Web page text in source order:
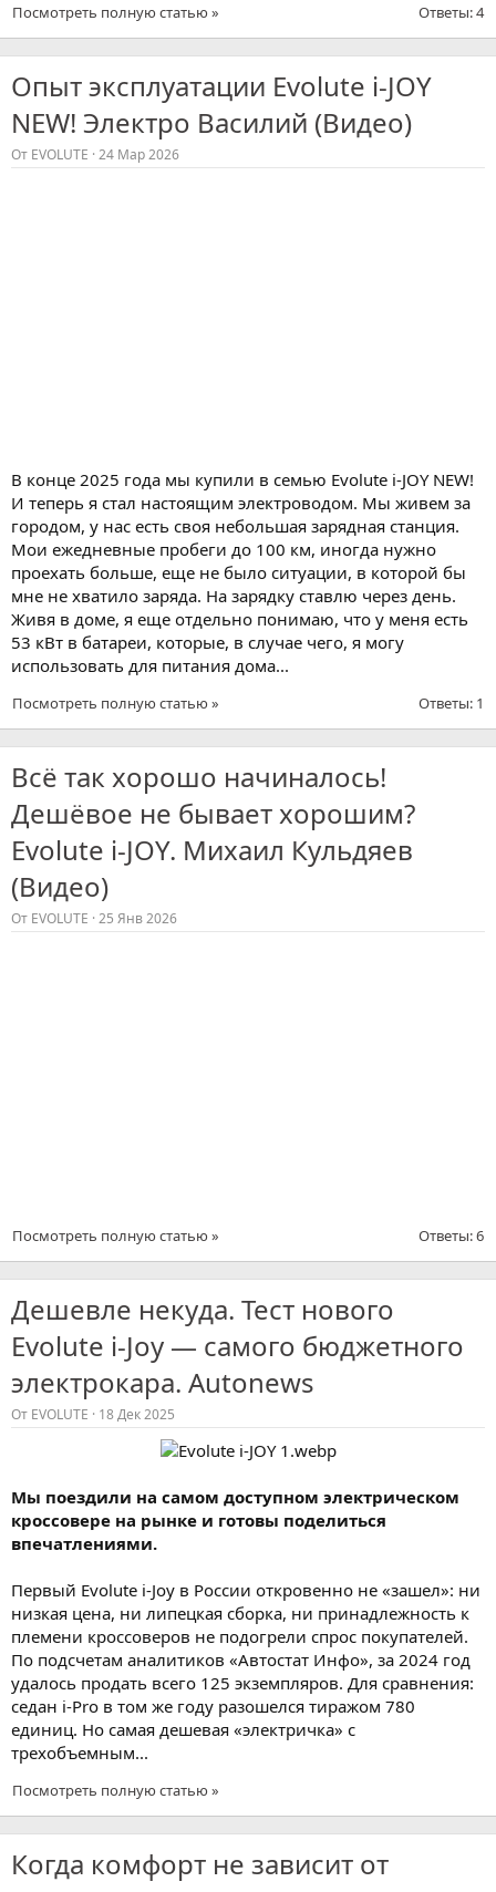
Ответы: 4
Посмотреть полную статью »
Опыт эксплуатации Evolute i-JOY
NEW! Электро Василий (Видео)
От EVOLUTE 24 Мар 2026
В конце 2025 года мы купили в семью Evolute i-JOY NEW!
И теперь я стал настоящим электроводом. Мы живем за
городом, у нас есть своя небольшая зарядная станция.
Мои ежедневные пробеги до 100 км, иногда нужно
проехать больше, еще не было ситуации, в которой бы
мне не хватило заряда. На зарядку ставлю через день.
Живя в доме, я еще отдельно понимаю, что у меня есть
53 кВт в батареи, которые, в случае чего, я могу
использовать для питания дома...
Ответы: 1
Посмотреть полную статью »
Всё так хорошо начиналось!
Дешёвое не бывает хорошим?
Evolute i-JOY. Михаил Кульдяев
(Видео)
От EVOLUTE 25 Янв 2026
Ответы: 6
Посмотреть полную статью »
Дешевле некуда. Тест нового
Evolute i-Joy — самого бюджетного
электрокара. Autonews
От EVOLUTE 18 Дек 2025
Мы поездили на самом доступном электрическом
кроссовере на рынке и готовы поделиться
впечатлениями.
Первый Evolute i-Joy в России откровенно не «зашел»: ни
низкая цена, ни липецкая сборка, ни принадлежность к
племени кроссоверов не подогрели спрос покупателей.
По подсчетам аналитиков «Автостат Инфо», за 2024 год
удалось продать всего 125 экземпляров. Для сравнения:
седан i-Pro в том же году разошелся тиражом 780
единиц. Но самая дешевая «электричка» с
трехобъемным...
Посмотреть полную статью »
Когда комфорт не зависит от